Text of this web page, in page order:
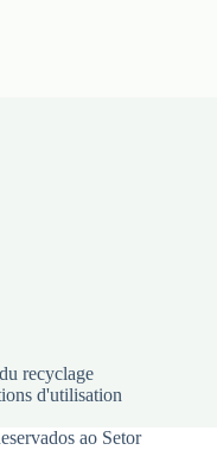
recyclage
d'utilisation
ao Setor